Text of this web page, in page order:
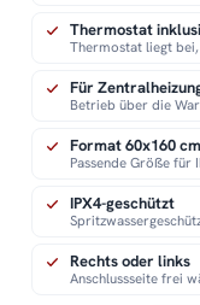
Thermostat
Thermostat liegt
Für
Betrieb über die
Format 60x160 cm
Passende Größe für
IPX4-geschützt
Rechts oder links
Anschlussseite frei